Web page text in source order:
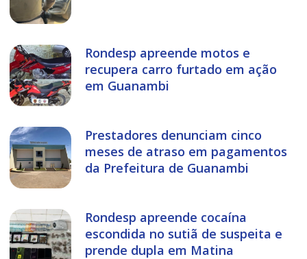
Rondesp apreende motos e
recupera carro furtado em ação
em Guanambi
Prestadores denunciam cinco
meses de atraso em pagamentos
da Prefeitura de Guanambi
Rondesp apreende cocaína
escondida no sutiã de suspeita e
prende dupla em Matina